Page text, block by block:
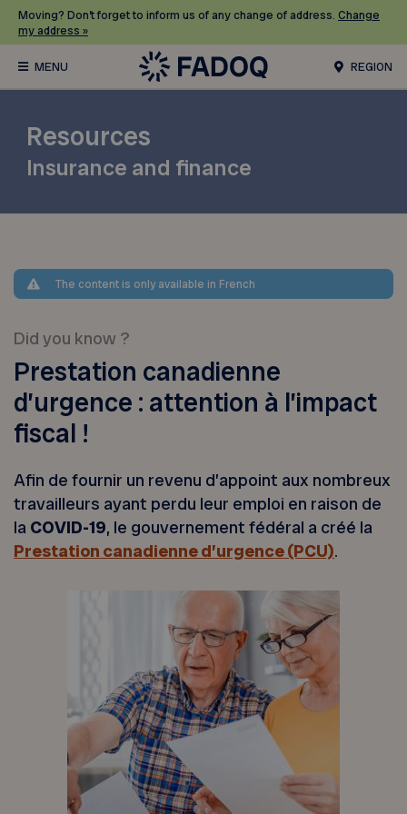
Moving? Don’t forget to inform us of any change of address. Change
my address »
REGION
Resources
Insurance and finance
The content is only available in French
Did you know ?
Prestation canadienne
d’urgence : attention à l’impact
fiscal !
Afin de fournir un revenu d’appoint aux nombreux
travailleurs ayant perdu leur emploi en raison de
la COVID-19, le gouvernement fédéral a créé la
Prestation canadienne d’urgence (PCU).